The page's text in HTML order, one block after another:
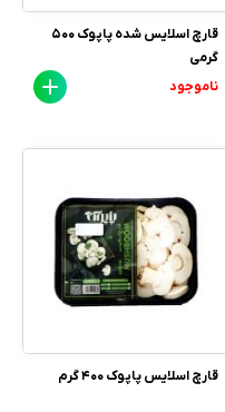
قارچ اسلایس شده پاپوک 500
گرمی
ناموجود
قارچ اسلایس پاپوک 400 گرم